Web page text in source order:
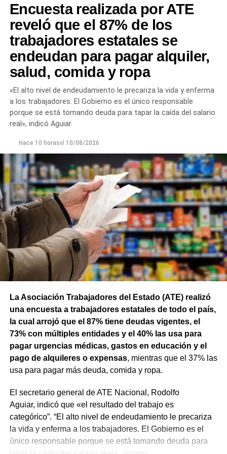
liberación de restricciones al dominio.
También se incorporó una presentación de vecinos del
barrio El Palmar relacionada con el nombre y sentido de
circulación de una calle.
Por otra parte, entre los proyectos ingresados se
encuentra una iniciativa de Pasión por Roca vinculada
con el Primer Encuentro Norpatagónico “Trinchera:
Cultura, Educación, Derechos y Sindicalismo”.
presentación de Juntos Somos Río Negro sobre el estado
de las maquinarias de las Plantas de Tratamiento de
Residuos Nº I y II.
ORDIA 07 XXXVII 11-08-26 Descarga
Encuesta realizada por ATE
reveló que el 87% de los
trabajadores estatales se
endeudan para pagar alquiler,
salud, comida y ropa
«El alto nivel de endeudamiento le precariza la vida y enferma
a los trabajadores. El Gobierno es el único responsable
porque se está tomando deuda para tapar la caída del salario
real», indicó Aguiar.
Hace 10 horasel 10/08/2026
La Asociación Trabajadores del Estado (ATE) realizó
una encuesta a trabajadores estatales de todo el país,
la cual arrojó que el 87% tiene deudas vigentes, el
73% con múltiples entidades y el 40% las usa para
pagar urgencias médicas, gastos en educación y el
pago de alquileres o expensas, mientras que el 37% las
usa para pagar más deuda, comida y ropa.
El secretario general de ATE Nacional, Rodolfo
Aguiar, indicó que «el resultado del trabajo es
categórico”. “El alto nivel de endeudamiento le precariza
la vida y enferma a los trabajadores. El Gobierno es el
único responsable porque se está tomando deuda para